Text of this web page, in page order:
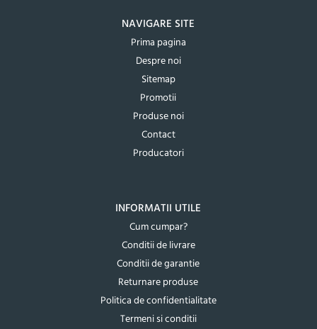
NAVIGARE SITE
Prima pagina
Despre noi
Sitemap
Promotii
Produse noi
Contact
Producatori
INFORMATII UTILE
Cum cumpar?
Conditii de livrare
Conditii de garantie
Returnare produse
Politica de confidentialitate
Termeni si conditii